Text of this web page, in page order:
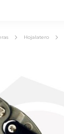
Hojalatero